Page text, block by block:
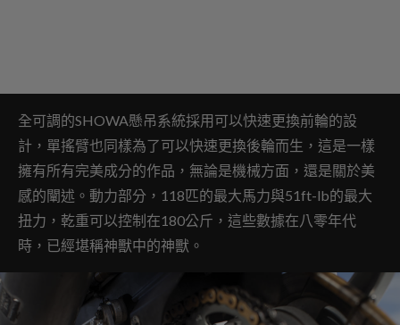
全可調的SHOWA懸吊系統採用可以快速更換前輪的設
計，單搖臂也同樣為了可以快速更換後輪而生，這是一樣
擁有所有完美成分的作品，無論是機械方面，還是關於美
感的闡述。 動力部分，118匹的最大馬力與51ft-lb的最大
扭力，乾重可以控制在180公斤，這些數據在八零年代
時，已經堪稱神獸中的神獸。